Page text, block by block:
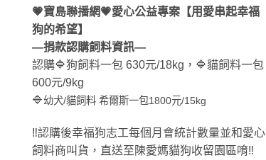
💗寶島聯播網💗愛心公益專案【用愛串起幸福
狗的希望】
—捐款認購飼料資訊—
認購🔷狗飼料一包 630元/18kg，🔷貓飼料一包
600元/9kg
🔷幼犬/貓飼料 希爾斯一包1800元/15kg
‼認購後幸福狗志工每個月會統計數量並和愛心
飼料商叫貨，直送至陳愛媽貓狗收留園區唷‼